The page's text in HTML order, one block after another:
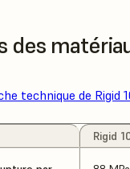
des
technique de Rigid
Rigid